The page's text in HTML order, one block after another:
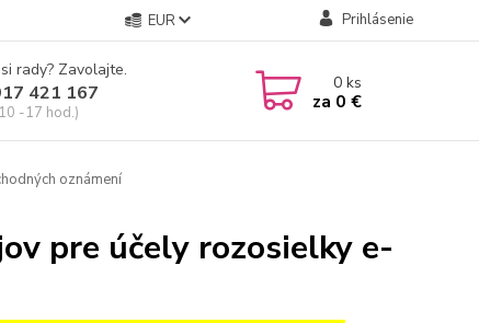
EUR Prihlásenie
rady? Zavolajte.
421 167
-17 hod.)
0ks
za 0 €
oznámení
pre účely rozosielky e-